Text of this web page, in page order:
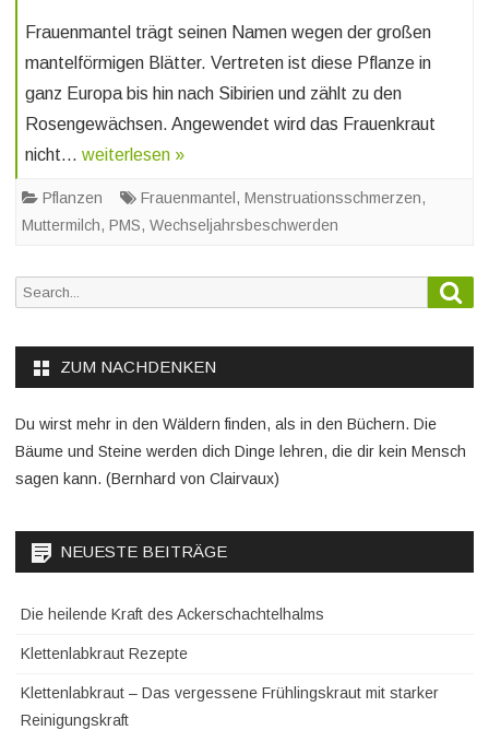
Frauenmantel trägt seinen Namen wegen der großen
mantelförmigen Blätter. Vertreten ist diese Pflanze in
ganz Europa bis hin nach Sibirien und zählt zu den
Rosengewächsen. Angewendet wird das Frauenkraut
nicht… weiterlesen »
Pflanzen Frauenmantel, Menstruationsschmerzen,
Muttermilch, PMS, Wechseljahrsbeschwerden
Search
for:
ZUM NACHDENKEN
Du wirst mehr in den Wäldern finden, als in den Büchern. Die
Bäume und Steine werden dich Dinge lehren, die dir kein Mensch
sagen kann. (Bernhard von Clairvaux)
NEUESTE BEITRÄGE
Die heilende Kraft des Ackerschachtelhalms
Klettenlabkraut Rezepte
Klettenlabkraut – Das vergessene Frühlingskraut mit starker
Reinigungskraft